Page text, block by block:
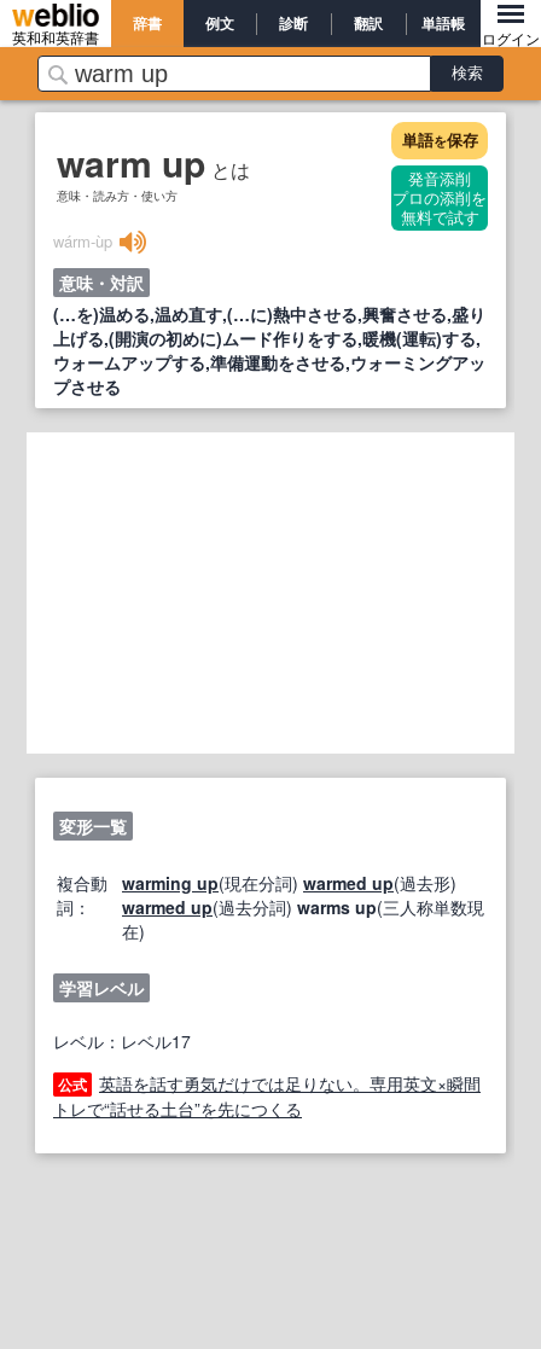
英和和英辞書
辞書 例文 診断 翻訳 単語帳
ログイン
warm up とは
意味・読み方・使い方
単語を保存
発音添削
プロの添削を
無料で試す
wárm‐ùp
意味・対訳
(…を)温める,温め直す,(…に)熱中させる,興奮させる,盛り
上げる,(開演の初めに)ムード作りをする,暖機(運転)する,
ウォームアップする,準備運動をさせる,ウォーミングアッ
プさせる
変形一覧
複合動
詞：
warming up(現在分詞) warmed up(過去形)
warmed up(過去分詞) warms up(三人称単数現
在)
学習レベル
レベル：レベル17
公式 英語を話す勇気だけでは足りない。専用英文×瞬間
トレで“話せる土台”を先につくる